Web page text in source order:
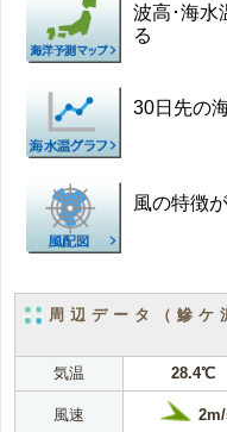
波高･海水
る
30日先の
風の特徴
周辺データ（鰺ケ
気温 28.4℃
風速